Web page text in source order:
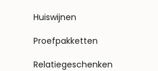
Huiswijnen
Proefpakketten
Relatiegeschenken